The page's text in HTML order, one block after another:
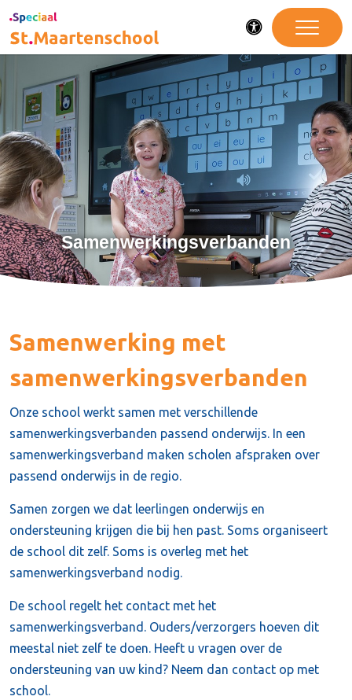
Toegankelijkheid
Samenwerkingsverbanden
Samenwerking met
samenwerkingsverbanden
Onze school werkt samen met verschillende
samenwerkingsverbanden passend onderwijs. In een
samenwerkingsverband maken scholen afspraken over
passend onderwijs in de regio.
Samen zorgen we dat leerlingen onderwijs en
ondersteuning krijgen die bij hen past. Soms organiseert
de school dit zelf. Soms is overleg met het
samenwerkingsverband nodig.
De school regelt het contact met het
samenwerkingsverband. Ouders/verzorgers hoeven dit
meestal niet zelf te doen. Heeft u vragen over de
ondersteuning van uw kind? Neem dan contact op met
school.